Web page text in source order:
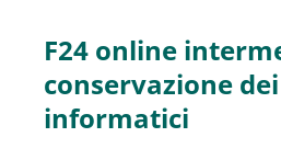
F24 online
conservazione
informatici